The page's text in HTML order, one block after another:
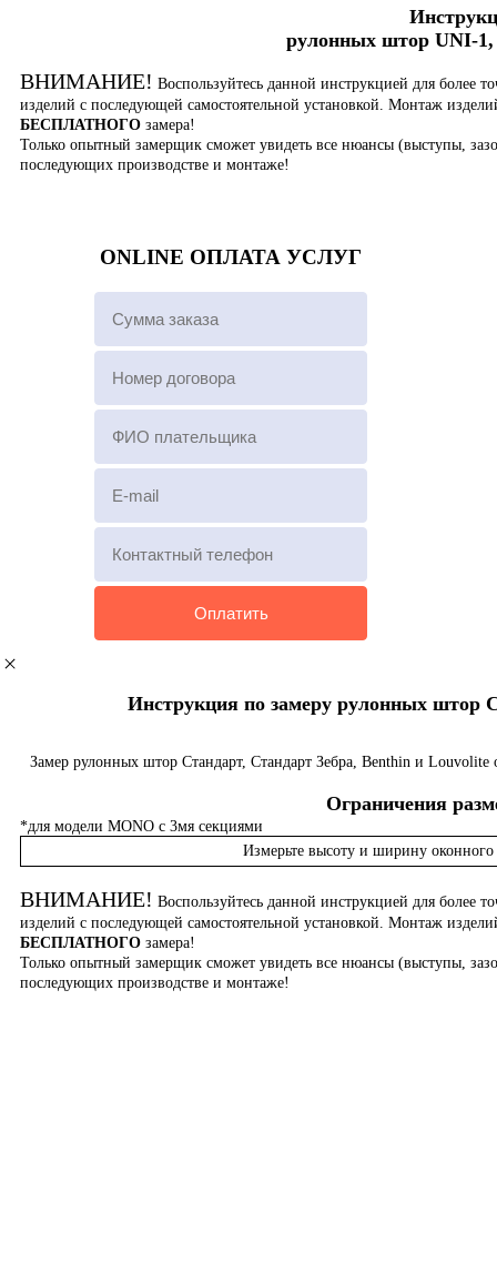
рулонных штор UNI-
ВНИМАНИЕ! Воспользуйтесь данной инструкцией для более
изделий с последующей самостоятельной установкой. Монтаж
БЕСПЛАТНОГО замера!
Только опытный замерщик сможет увидеть все нюансы (выступы,
последующих производстве и монтаже!
ONLINE ОПЛАТА УСЛУГ
Инструкция по замеру рулонных штор
Замер рулонных штор Стандарт, Стандарт Зебра, Benthin и
Ограничения
*для модели MONO с 3мя секциями
Измерьте высоту и ширину оконного
ВНИМАНИЕ! Воспользуйтесь данной инструкцией для более
изделий с последующей самостоятельной установкой. Монтаж
БЕСПЛАТНОГО замера!
Только опытный замерщик сможет увидеть все нюансы (выступы,
последующих производстве и монтаже!